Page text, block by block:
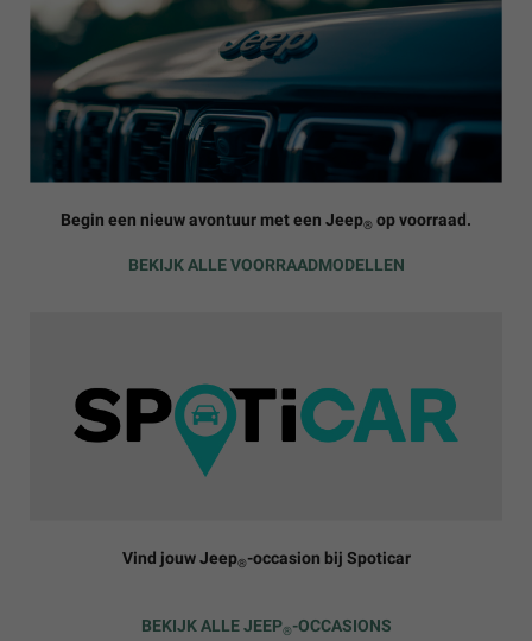
Begin een nieuw avontuur met een Jeep® op voorraad.
BEKIJK ALLE VOORRAADMODELLEN
Vind jouw Jeep®-occasion bij Spoticar
BEKIJK ALLE JEEP®-OCCASIONS